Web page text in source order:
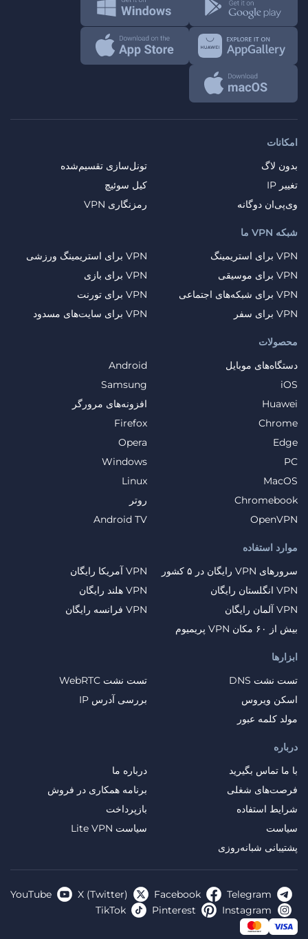
امکانات
بدون لاگ
تونل‌سازی تقسیم‌شده
تغییر IP
کیل سوئیچ
وی‌پی‌ان دوگانه
رمزنگاری VPN
محصولات
دستگاه‌های موبایل
Android
iOS
Samsung
Huawei
افزونه‌های مرورگر
Chrome
Firefox
Edge
Opera
PC
Windows
MacOS
Linux
Chromebook
روتر
OpenVPN
Android TV
موارد استفاده
سرورهای VPN رایگان در ۵ کشور
VPN آمریکا رایگان
VPN انگلستان رایگان
VPN هلند رایگان
VPN آلمان رایگان
VPN فرانسه رایگان
بیش از ۶۰ مکان VPN پریمیوم
درباره
با ما تماس بگیرید
درباره ما
فرصت‌های شغلی
برنامه همکاری در فروش
شرایط استفاده
بازپرداخت
سیاست
سیاست Lite VPN
پشتیبانی شبانه‌روزی
شبکه VPN ما
VPN برای استریمینگ
VPN برای استریمینگ ورزشی
VPN برای موسیقی
VPN برای بازی
VPN برای شبکه‌های اجتماعی
VPN برای تورنت
VPN برای سفر
VPN برای سایت‌های مسدود
ابزارها
تست نشت DNS
تست نشت WebRTC
اسکن ویروس
بررسی آدرس IP
مولد کلمه عبور
Telegram
Facebook
X (Twitter)
YouTube
Instagram
Pinterest
TikTok